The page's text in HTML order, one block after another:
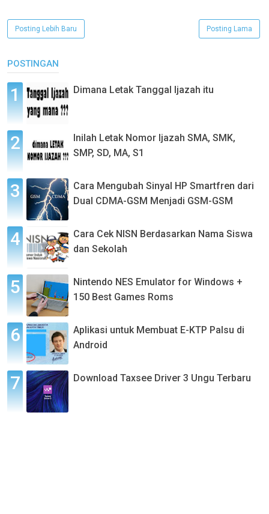
Posting Lebih Baru Posting Lama
POSTINGAN
Dimana Letak Tanggal Ijazah itu
Inilah Letak Nomor Ijazah SMA, SMK,
SMP, SD, MA, S1
Cara Mengubah Sinyal HP Smartfren dari
Dual CDMA-GSM Menjadi GSM-GSM
Cara Cek NISN Berdasarkan Nama Siswa
dan Sekolah
Nintendo NES Emulator for Windows +
150 Best Games Roms
Aplikasi untuk Membuat E-KTP Palsu di
Android
Download Taxsee Driver 3 Ungu Terbaru